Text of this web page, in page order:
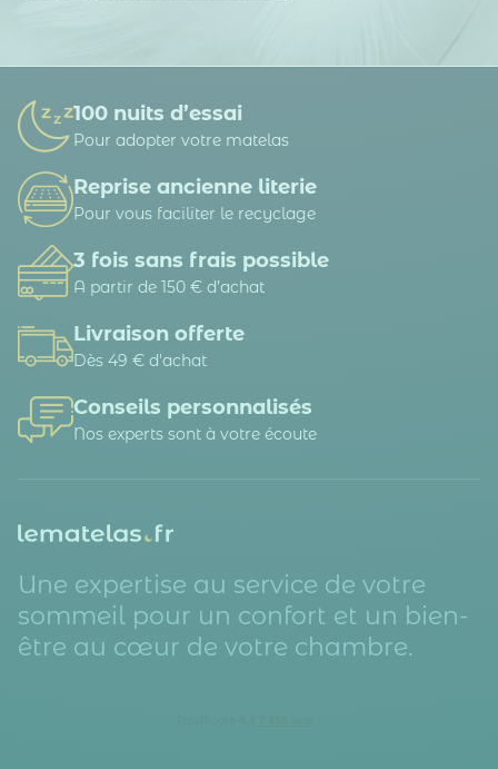
100 nuits d’essai
Pour adopter votre matelas
Reprise ancienne literie
Pour vous faciliter le recyclage
3 fois sans frais possible
A partir de 150 € d’achat
Livraison offerte
Dès 49 € d'achat
Conseils personnalisés
Nos experts sont à votre écoute
Une expertise au service de votre
sommeil pour un confort et un bien-
être au cœur de votre chambre.